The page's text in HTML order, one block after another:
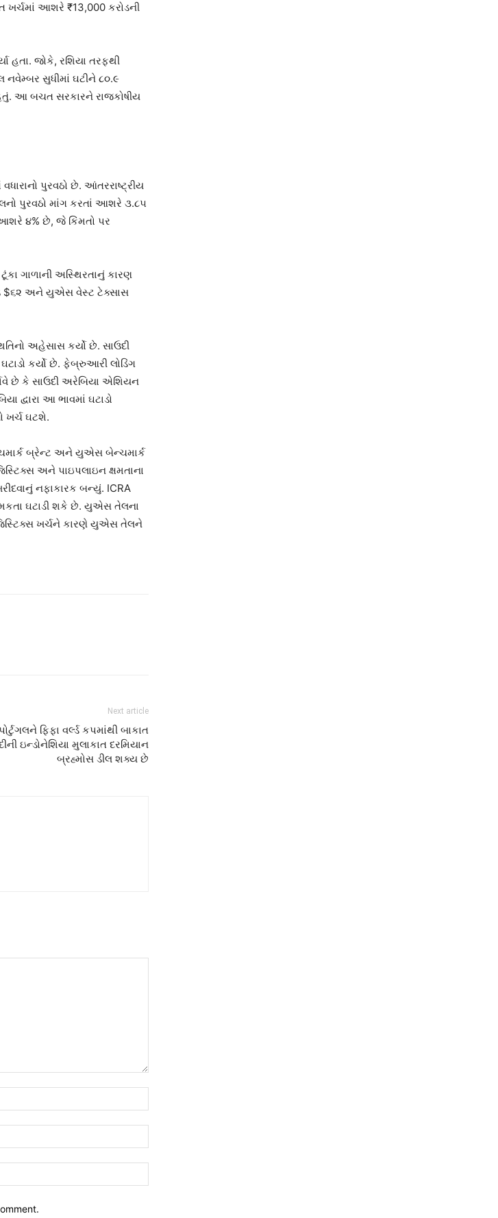
ખર્ચમાં આશરે ₹13,000 કરોડની
હતા. જોકે, રશિયા તરફથી
નવેમ્બર સુધીમાં ઘટીને ૮૦.૯
આ બચત સરકારને રાજકોષીય
પુરવઠો છે. આંતરરાષ્ટ્રીય
પુરવઠો માંગ કરતાં આશરે ૩.૮૫
આશરે ૪% છે, જે કિંમતો પર
ગાળાની અસ્થિરતાનું કારણ
$૬૨ અને યુએસ વેસ્ટ ટેક્સાસ
અહેસાસ કર્યો છે. સાઉદી
કર્યો છે. ફેબ્રુઆરી લોડિંગ
છે કે સાઉદી અરેબિયા એશિયન
દ્વારા આ ભાવમાં ઘટાડો
ખર્ચ ઘટશે.
બ્રેન્ટ અને યુએસ બેન્ચમાર્ક
અને પાઇપલાઇન ક્ષમતાના
નફાકારક બન્યું. ICRA
ઘટાડી શકે છે. યુએસ તેલના
ખર્ચને કારણે યુએસ તેલને
Next article
ફિફા વર્લ્ડ કપમાંથી બાકાત
ઇન્ડોનેશિયા મુલાકાત દરમિયાન
બ્રહ્મોસ ડીલ શક્ય છે